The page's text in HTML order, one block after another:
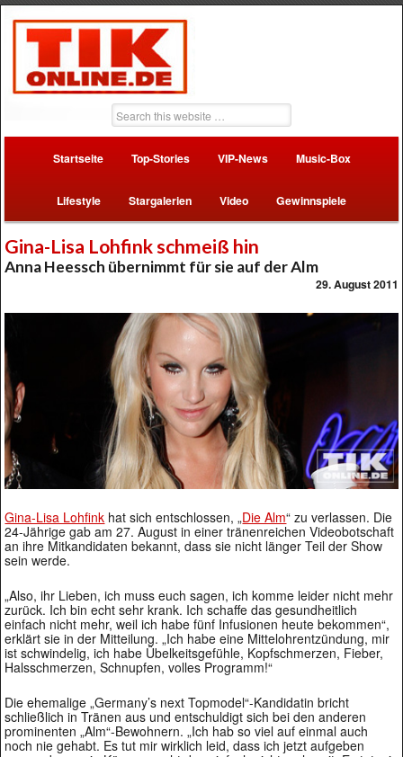
Startseite Top-Stories VIP-News Music-Box
Lifestyle Stargalerien Video Gewinnspiele
Gina-Lisa Lohfink schmeiß hin
Anna Heessch übernimmt für sie auf der Alm
29. August 2011
Gina-Lisa Lohfink hat sich entschlossen, „Die Alm“ zu verlassen. Die
24-Jährige gab am 27. August in einer tränenreichen Videobotschaft
an ihre Mitkandidaten bekannt, dass sie nicht länger Teil der Show
sein werde.
„Also, ihr Lieben, ich muss euch sagen, ich komme leider nicht mehr
zurück. Ich bin echt sehr krank. Ich schaffe das gesundheitlich
einfach nicht mehr, weil ich habe fünf Infusionen heute bekommen“,
erklärt sie in der Mitteilung. „Ich habe eine Mittelohrentzündung, mir
ist schwindelig, ich habe Übelkeitsgefühle, Kopfschmerzen, Fieber,
Halsschmerzen, Schnupfen, volles Programm!“
Die ehemalige „Germany’s next Topmodel“-Kandidatin bricht
schließlich in Tränen aus und entschuldigt sich bei den anderen
prominenten „Alm“-Bewohnern. „Ich hab so viel auf einmal auch
noch nie gehabt. Es tut mir wirklich leid, dass ich jetzt aufgeben